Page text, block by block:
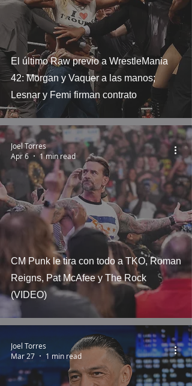
El último Raw previo a WrestleMania
42: Morgan y Vaquer a las manos;
Lesnar y Femi firman contrato
CM Punk le tira con todo a TKO, Roman
Reigns, Pat McAfee y The Rock
(VIDEO)
Joel Torres
Apr 6
1 min read
Joel Torres
Mar 27
1 min read